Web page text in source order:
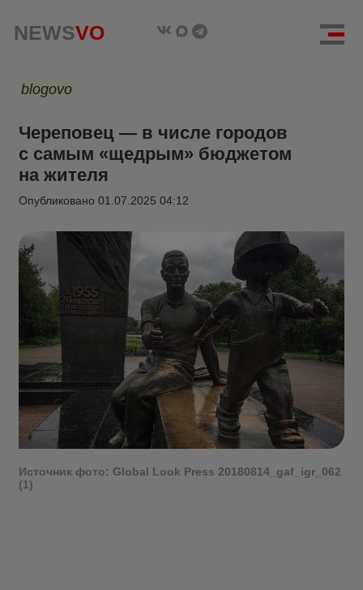
NEWSVO
blogovo
Череповец — в числе городов
с самым «щедрым» бюджетом
на жителя
Опубликовано 01.07.2025 04:12
Источник фото: Global Look Press 20180814_gaf_igr_062
(1)